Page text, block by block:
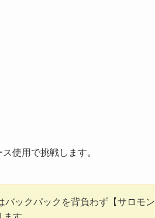
使用で挑戦します。
バックパックを背負わず【サロモン